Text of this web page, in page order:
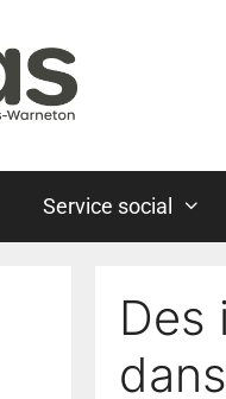
Service social
Des